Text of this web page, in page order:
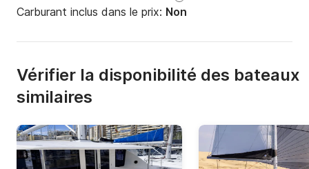
Carburant inclus dans le prix: Non
Vérifier la disponibilité des bateaux
similaires